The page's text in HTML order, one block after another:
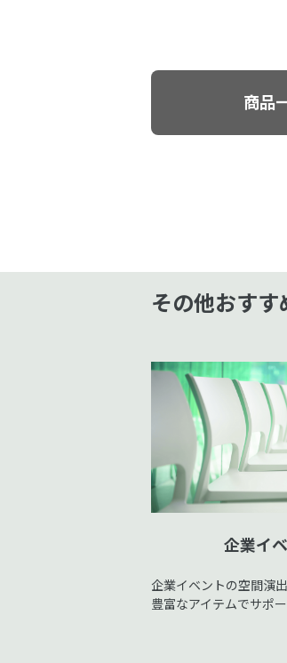
商品
その他おすす
企業イ
企業イベントの空間演
豊富なアイテムでサポー